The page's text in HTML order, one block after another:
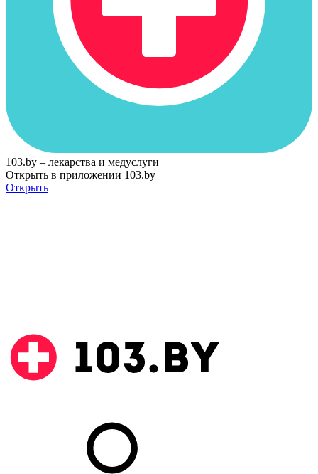
103.by – лекарства и медуслуги
Открыть в приложении 103.by
Открыть